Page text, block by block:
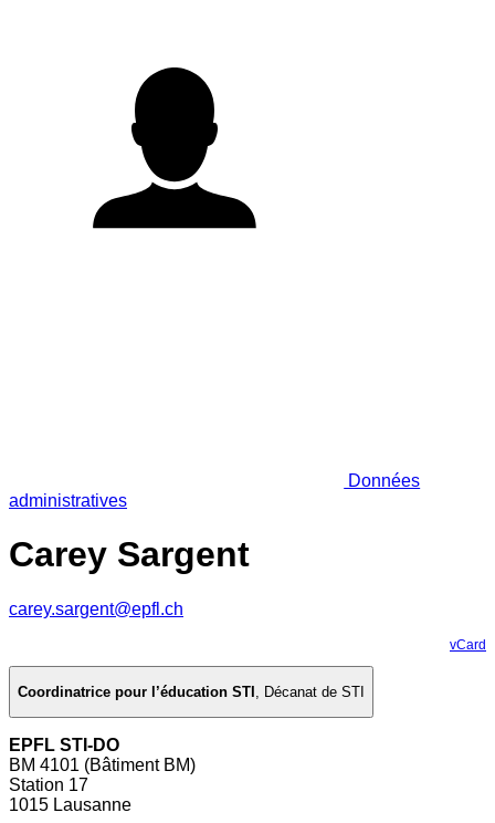
Données
administratives
Carey Sargent
carey.sargent@epfl.ch
vCard
Coordinatrice pour l’éducation STI , Décanat de STI
EPFL STI-DO
BM 4101 (Bâtiment BM)
Station 17
1015 Lausanne